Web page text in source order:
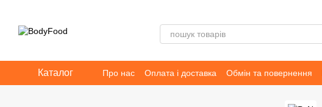
Каталог Про нас Оплата і доставка Обмін та повернення